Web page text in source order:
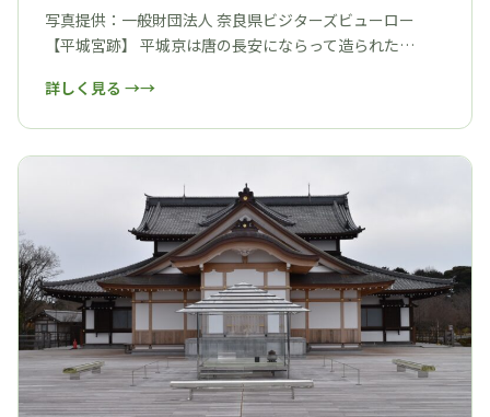
写真提供：一般財団法人 奈良県ビジターズビューロー
【平城宮跡】 平城京は唐の長安にならって造られた…
詳しく見る →